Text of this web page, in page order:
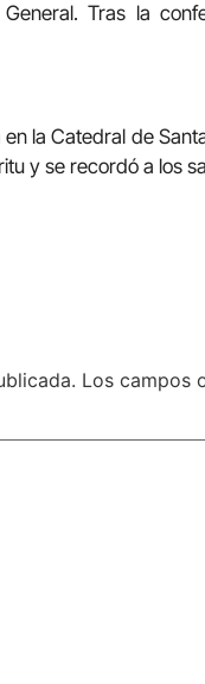
Tras la
la Catedral de
y se recordó a los
Los campos